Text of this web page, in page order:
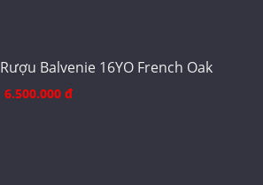
Rượu Balvenie 16YO French Oak
6.500.000 đ